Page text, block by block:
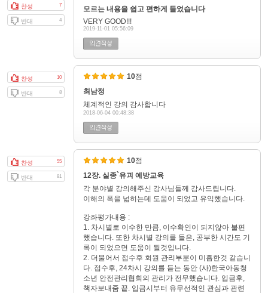
찬성 7
반대 4
모르는 내용을 쉽고 편하게 들었습니다
VERY GOOD!!!
2019-11-01 05:56:09
찬성 10
반대 8
10점
최남정
체계적인 강의 감사합니다
2018-06-04 00:48:38
찬성 55
반대 81
10점
12장. 실종`유괴 예방교육
각 분야별 강의해주신 강사님들께 감사드립니다.
이해의 폭을 넓히는데 도움이 되었고 유익했습니다.
강좌평가내용 :
1. 차시별로 이수한 만큼, 이수확인이 되지않아 불편
했습니다. 또한 차시별 강의를 들은, 공부한 시간도 기
록이 되었으면 도움이 될것입니다.
2. 더불어서 접수후 회원 관리부분이 미흡한것 같습니
다. 접수후, 24차시 강의를 듣는 동안 (사)한국아동청
소년 안전관리협회의 관리가 전무했습니다. 입금후,
책자보내줌 끝. 입금시부터 유무선적인 관심과 관련